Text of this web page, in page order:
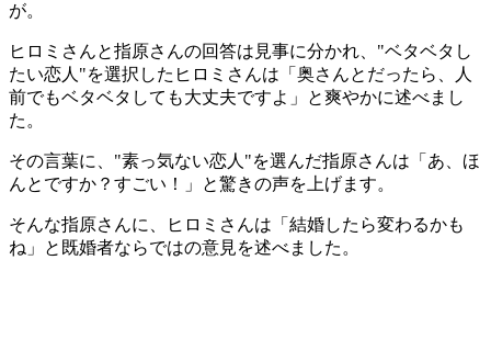
が。
ヒロミさんと指原さんの回答は見事に分かれ、"ベタベタし
たい恋人"を選択したヒロミさんは「奥さんとだったら、人
前でもベタベタしても大丈夫ですよ」と爽やかに述べまし
た。
その言葉に、"素っ気ない恋人"を選んだ指原さんは「あ、ほ
んとですか？すごい！」と驚きの声を上げます。
そんな指原さんに、ヒロミさんは「結婚したら変わるかも
ね」と既婚者ならではの意見を述べました。